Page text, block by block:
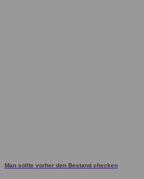
Man sollte vorher den Bestand checken